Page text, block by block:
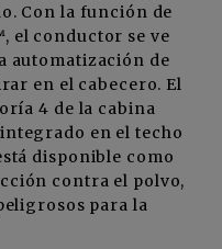
Con la función de
el conductor se ve
automatización de
en el cabecero. El
4 de la cabina
en el techo
disponible como
contra el polvo,
para la